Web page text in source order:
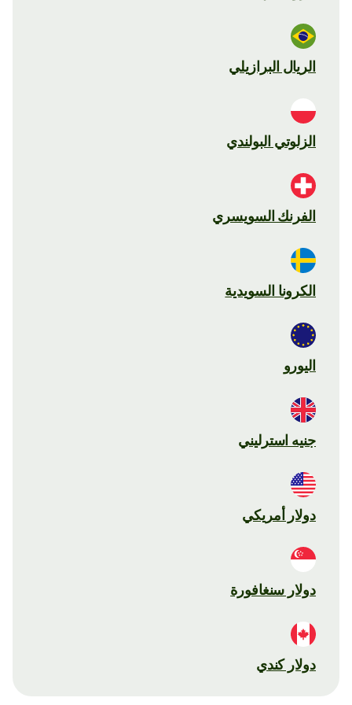
الريال البرازيلي
الزلوتي البولندي
الفرنك السويسري
الكرونا السويدية
اليورو
جنيه استرليني
دولار أمريكي
دولار سنغافورة
دولار كندي